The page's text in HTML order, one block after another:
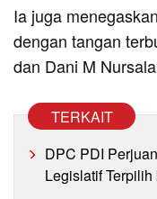
Ia juga
dengan tangan
dan Dani M
TERKAIT
DPC PDI
Legislatif Terpilih